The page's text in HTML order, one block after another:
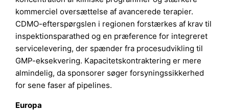
kommerciel oversættelse af avancerede terapier.
CDMO-efterspørgslen i regionen forstærkes af krav til
inspektionsparathed og en præference for integreret
servicelevering, der spænder fra procesudvikling til
GMP-eksekvering. Kapacitetskontraktering er mere
almindelig, da sponsorer søger forsyningssikkerhed
for sene faser af pipelines.
Europa